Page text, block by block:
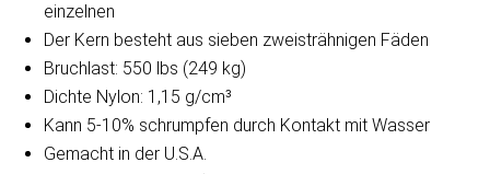
einzelnen
Der Kern besteht aus sieben zweisträhnigen Fäden
Bruchlast: 550 lbs (249 kg)
Dichte Nylon: 1,15 g/cm³
Kann 5-10% schrumpfen durch Kontakt mit Wasser
Gemacht in der U.S.A.